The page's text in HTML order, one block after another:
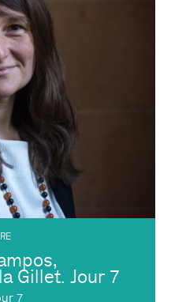
Gillet. Jour 7
7